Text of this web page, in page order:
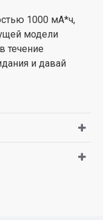
1000 мА*ч,
модели
течение
и давай